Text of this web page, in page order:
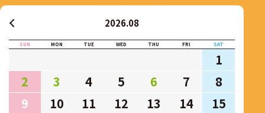
2026.08
SUN MON TUE WED THU FRI SAT
1
2
3 4 5 6 7
8
9
10 11 12 13 14
15